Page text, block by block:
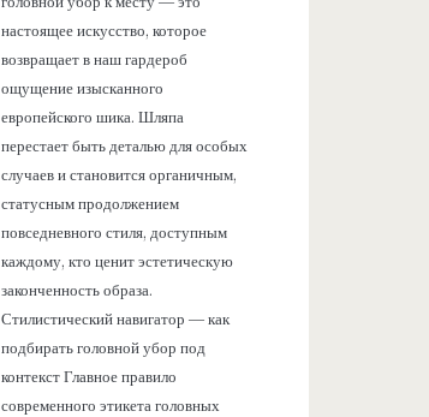
настоящее искусство, которое
возвращает в наш гардероб
ощущение изысканного
европейского шика. Шляпа
перестает быть деталью для особых
случаев и становится органичным,
статусным продолжением
повседневного стиля, доступным
каждому, кто ценит эстетическую
законченность образа.
Стилистический навигатор — как
подбирать головной убор под
контекст Главное правило
современного этикета головных